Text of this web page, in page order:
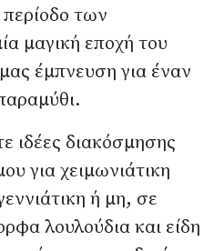
περίοδο των
μαγική εποχή του
έμπνευση για έναν
ιδέες διακόσμησης
για χειμωνιάτικη
ή μη, σε
λουλούδια και είδη